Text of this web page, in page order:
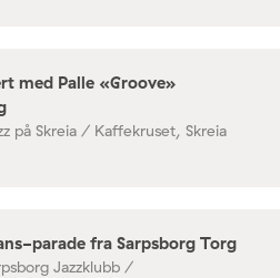
med Palle «Groove»
på Skreia / Kaffekruset, Skreia
parade fra Sarpsborg Torg
Jazzklubb /